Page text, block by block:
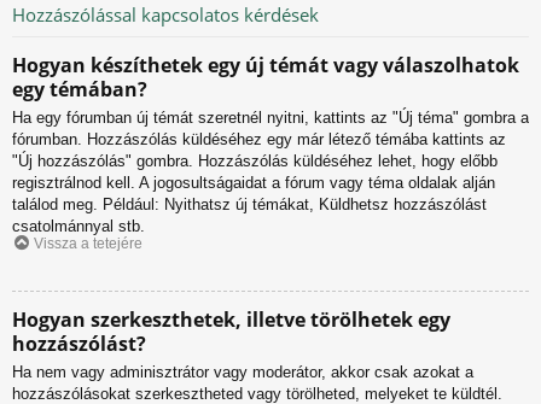
Hozzászólással kapcsolatos kérdések
Hogyan készíthetek egy új témát vagy válaszolhatok
egy témában?
Ha egy fórumban új témát szeretnél nyitni, kattints az "Új téma" gombra a
fórumban. Hozzászólás küldéséhez egy már létező témába kattints az
"Új hozzászólás" gombra. Hozzászólás küldéséhez lehet, hogy előbb
regisztrálnod kell. A jogosultságaidat a fórum vagy téma oldalak alján
találod meg. Például: Nyithatsz új témákat, Küldhetsz hozzászólást
csatolmánnyal stb.
Vissza a tetejére
Hogyan szerkeszthetek, illetve törölhetek egy
hozzászólást?
Ha nem vagy adminisztrátor vagy moderátor, akkor csak azokat a
hozzászólásokat szerkesztheted vagy törölheted, melyeket te küldtél.